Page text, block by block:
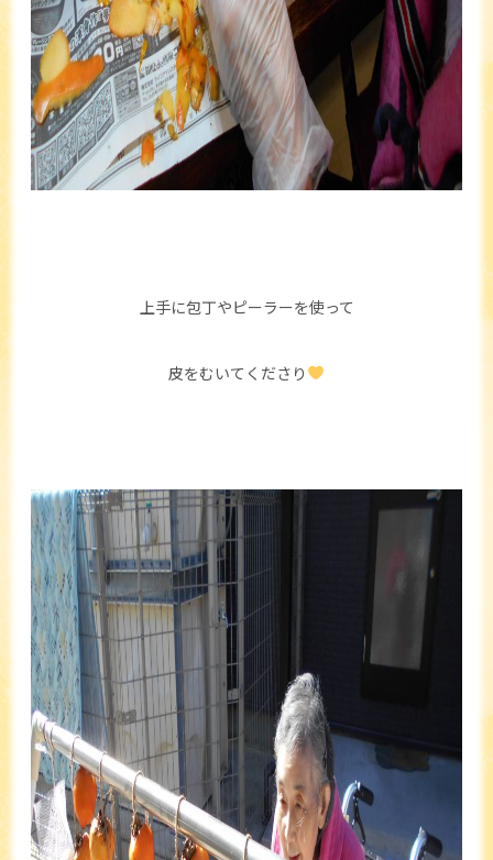
上手に包丁やピーラーを使って
皮をむいてくださり